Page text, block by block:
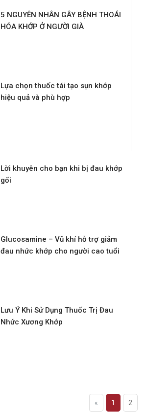
5 NGUYÊN NHÂN GÂY BỆNH THOÁI
HÓA KHỚP Ở NGƯỜI GIÀ
Lựa chọn thuốc tái tạo sụn khớp
hiệu quả và phù hợp
Lời khuyên cho bạn khi bị đau khớp
gối
Glucosamine – Vũ khí hỗ trợ giảm
đau nhức khớp cho người cao tuổi
Lưu Ý Khi Sử Dụng Thuốc Trị Đau
Nhức Xương Khớp
« 1 2